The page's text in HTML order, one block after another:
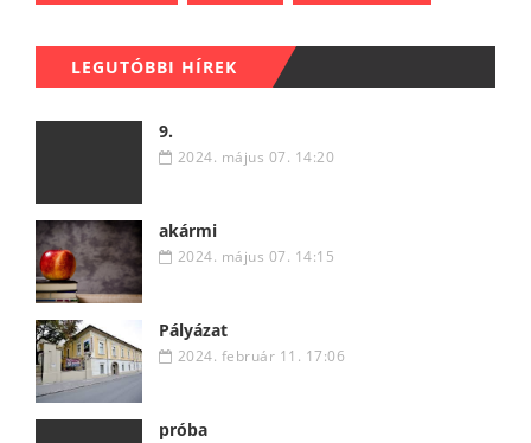
LEGUTÓBBI HÍREK
9.
2024. május 07. 14:20
akármi
2024. május 07. 14:15
Pályázat
2024. február 11. 17:06
próba